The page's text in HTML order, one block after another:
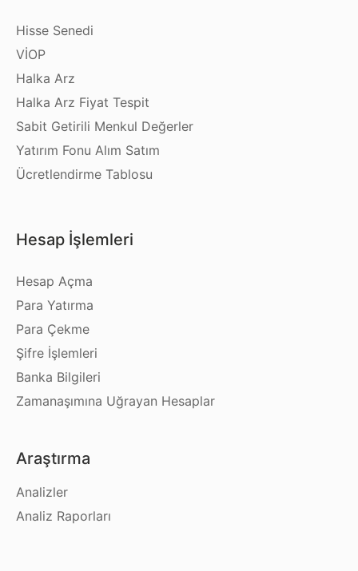
Hisse Senedi
VİOP
Halka Arz
Halka Arz Fiyat Tespit
Sabit Getirili Menkul Değerler
Yatırım Fonu Alım Satım
Ücretlendirme Tablosu
Hesap İşlemleri
Hesap Açma
Para Yatırma
Para Çekme
Şifre İşlemleri
Banka Bilgileri
Zamanaşımına Uğrayan Hesaplar
Araştırma
Analizler
Analiz Raporları